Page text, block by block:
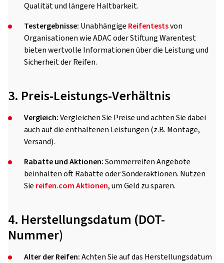
Qualität und längere Haltbarkeit.
Testergebnisse: Unabhängige Reifentestsvon
Organisationen wie ADAC oder Stiftung Warentest
bieten wertvolle Informationen über die Leistung und
Sicherheit der Reifen.
3. Preis-Leistungs-Verhältnis
Vergleich:Vergleichen Sie Preise und achten Sie dabei
auch auf die enthaltenen Leistungen (z.B. Montage,
Versand).
Rabatte und Aktionen:Sommerreifen Angebote
beinhalten oft Rabatte oder Sonderaktionen. Nutzen
Sie reifen.com Aktionen, um Geld zu sparen.
4. Herstellungsdatum (DOT-
Nummer)
Alter der Reifen:Achten Sie auf das Herstellungsdatum